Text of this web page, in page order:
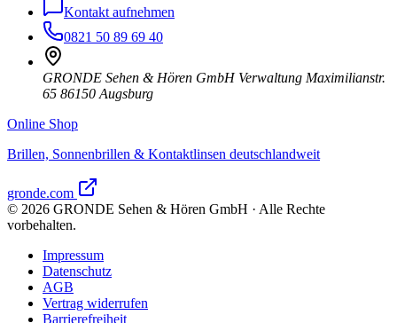
Kontakt aufnehmen
0821 50 89 69 40
GRONDE Sehen & Hören GmbH Verwaltung Maximilianstr.
65 86150 Augsburg
Online Shop
Brillen, Sonnenbrillen & Kontaktlinsen deutschlandweit
gronde.com
© 2026 GRONDE Sehen & Hören GmbH · Alle Rechte
vorbehalten.
Impressum
Datenschutz
AGB
Vertrag widerrufen
Barrierefreiheit